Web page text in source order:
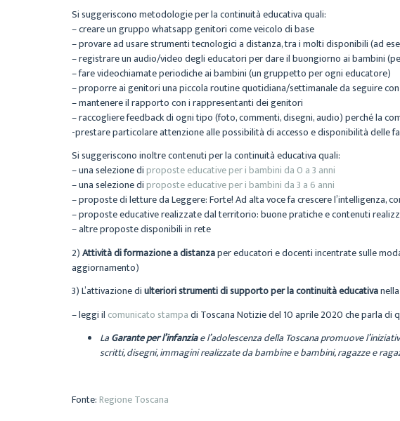
Si suggeriscono metodologie per la continuità educativa quali:
– creare un gruppo whatsapp genitori come veicolo di base
– provare ad usare strumenti tecnologici a distanza, tra i molti disponibili (ad
– registrare un audio/video degli educatori per dare il buongiorno ai bambini
– fare videochiamate periodiche ai bambini (un gruppetto per ogni educatore)
– proporre ai genitori una piccola routine quotidiana/settimanale da seguire
– mantenere il rapporto con i rappresentanti dei genitori
– raccogliere feedback di ogni tipo (foto, commenti, disegni, audio) perché la
-prestare particolare attenzione alle possibilità di accesso e disponibilità delle
Si suggeriscono inoltre contenuti per la continuità educativa quali:
– una selezione diproposte educative per i bambini da 0 a 3 anni
– una selezione diproposte educative per i bambini da 3 a 6 anni
– proposte di letture da Leggere: Forte! Ad alta voce fa crescere l’intelligenza,
– proposte educative realizzate dal territorio: buone pratiche e contenuti
– altre proposte disponibili in rete
2)Attività di formazione a distanzaper educatori e docenti incentrate sulle
aggiornamento)
3) L’attivazione diulteriori strumenti di supporto per la continuità educativa
– leggi il comunicato stampadi Toscana Notizie del 10 aprile 2020 che parla di
LaGarante per l’infanziae l’adolescenza della Toscana promuove
scritti, disegni, immagini realizzate da bambine e bambini, ragazze e
Fonte:Regione Toscana